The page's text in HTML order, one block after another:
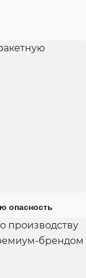
опасность